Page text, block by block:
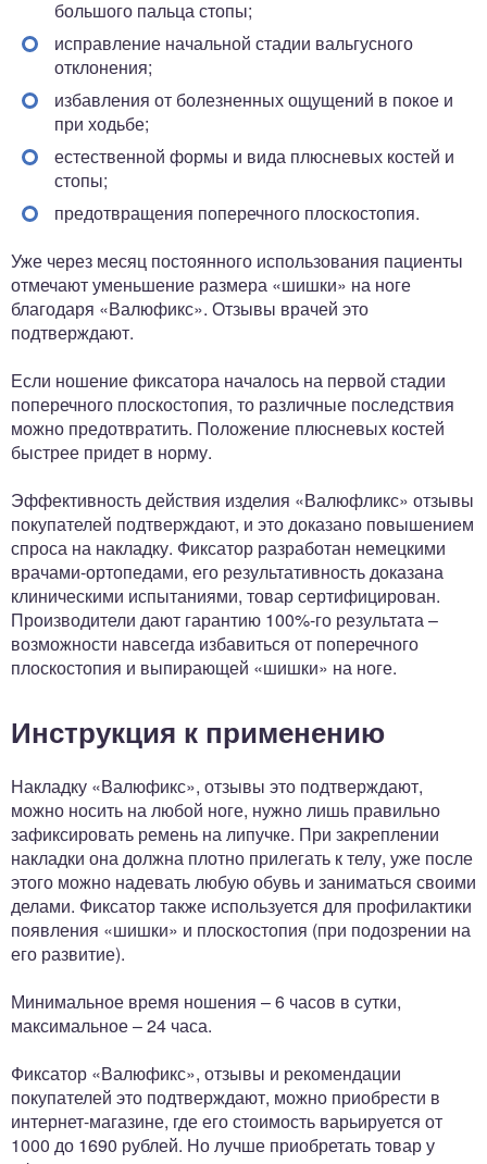
большого пальца стопы;
исправление начальной стадии вальгусного
отклонения;
избавления от болезненных ощущений в покое и
при ходьбе;
естественной формы и вида плюсневых костей и
стопы;
предотвращения поперечного плоскостопия.
Уже через месяц постоянного использования пациенты
отмечают уменьшение размера «шишки» на ноге
благодаря «Валюфикс». Отзывы врачей это
подтверждают.
Если ношение фиксатора началось на первой стадии
поперечного плоскостопия, то различные последствия
можно предотвратить. Положение плюсневых костей
быстрее придет в норму.
Эффективность действия изделия «Валюфликс» отзывы
покупателей подтверждают, и это доказано повышением
спроса на накладку. Фиксатор разработан немецкими
врачами-ортопедами, его результативность доказана
клиническими испытаниями, товар сертифицирован.
Производители дают гарантию 100%-го результата –
возможности навсегда избавиться от поперечного
плоскостопия и выпирающей «шишки» на ноге.
Инструкция к применению
Накладку «Валюфикс», отзывы это подтверждают,
можно носить на любой ноге, нужно лишь правильно
зафиксировать ремень на липучке. При закреплении
накладки она должна плотно прилегать к телу, уже после
этого можно надевать любую обувь и заниматься своими
делами. Фиксатор также используется для профилактики
появления «шишки» и плоскостопия (при подозрении на
его развитие).
Минимальное время ношения – 6 часов в сутки,
максимальное – 24 часа.
Фиксатор «Валюфикс», отзывы и рекомендации
покупателей это подтверждают, можно приобрести в
интернет-магазине, где его стоимость варьируется от
1000 до 1690 рублей. Но лучше приобретать товар у